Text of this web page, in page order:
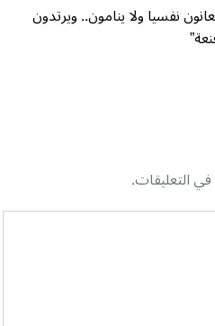
نفسيا ولا ينامون.. ويرتدون
في التعليقات.